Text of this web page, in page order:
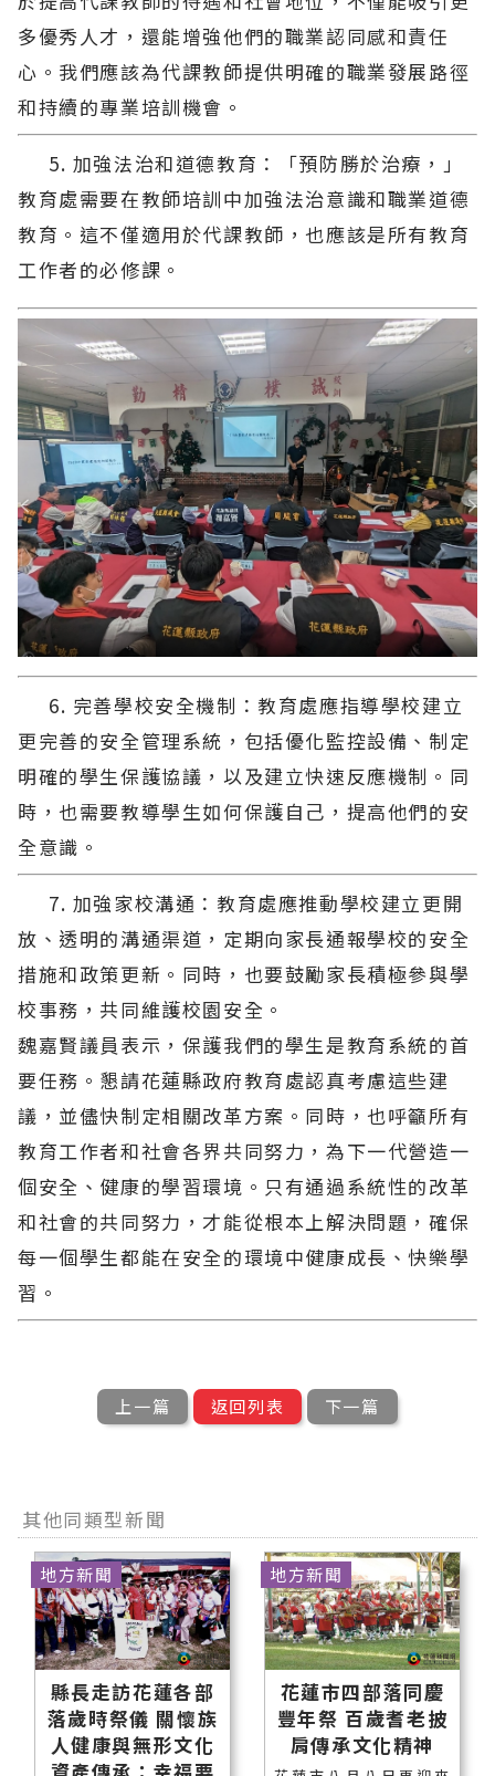
多優秀人才，還能增強他們的職業認同感和責任
心。我們應該為代課教師提供明確的職業發展路徑
和持續的專業培訓機會。
5. 加強法治和道德教育：「預防勝於治療，」
教育處需要在教師培訓中加強法治意識和職業道德
教育。這不僅適用於代課教師，也應該是所有教育
工作者的必修課。
6. 完善學校安全機制：教育處應指導學校建立
更完善的安全管理系統，包括優化監控設備、制定
明確的學生保護協議，以及建立快速反應機制。同
時，也需要教導學生如何保護自己，提高他們的安
全意識。
7. 加強家校溝通：教育處應推動學校建立更開
放、透明的溝通渠道，定期向家長通報學校的安全
措施和政策更新。同時，也要鼓勵家長積極參與學
校事務，共同維護校園安全。
魏嘉賢議員表示，保護我們的學生是教育系統的首
要任務。懇請花蓮縣政府教育處認真考慮這些建
議，並儘快制定相關改革方案。同時，也呼籲所有
教育工作者和社會各界共同努力，為下一代營造一
個安全、健康的學習環境。只有通過系統性的改革
和社會的共同努力，才能從根本上解決問題，確保
每一個學生都能在安全的環境中健康成長、快樂學
習。
上一篇 返回列表 下一篇
其他同類型新聞
縣長走訪花蓮各部
落歲時祭儀 關懷族
人健康與無形文化
地方新聞
花蓮市四部落同慶
豐年祭 百歲耆老披
肩傳承文化精神
地方新聞